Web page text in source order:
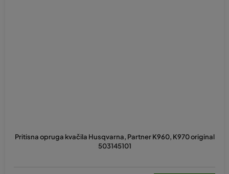
Pritisna opruga kvačila Husqvarna, Partner K960, K970 original
503145101